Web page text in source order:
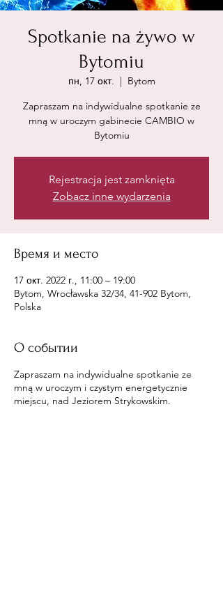
Spotkanie na żywo w
Bytomiu
пн, 17 окт.
  |
Bytom
Zapraszam na indywidualne spotkanie ze
mną w uroczym gabinecie CAMBIO w
Bytomiu
Rejestracja jest zamknięta
Zobacz inne wydarzenia
Время и место
17 окт. 2022 г., 11:00 – 19:00
Bytom, Wrocławska 32/34, 41-902 Bytom,
Polska
О событии
Zapraszam na indywidualne spotkanie ze
mną w uroczym i czystym energetycznie
miejscu, nad Jeziorem Strykowskim.